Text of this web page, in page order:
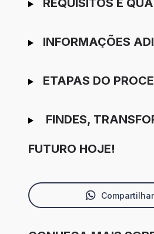
REQUISITOS E
INFORMAÇÕES
ETAPAS DO
FINDES,
FUTURO HOJE!